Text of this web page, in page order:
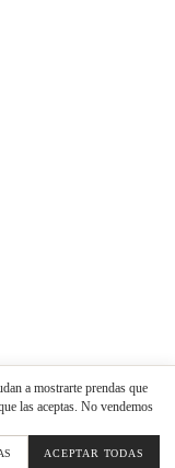
a mostrarte prendas que
las aceptas. No vendemos
ACEPTAR TODAS